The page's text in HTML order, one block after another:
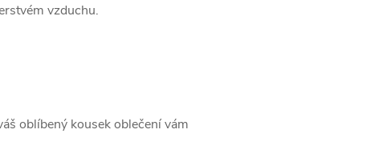
vzduchu.
oblíbený kousek oblečení vám